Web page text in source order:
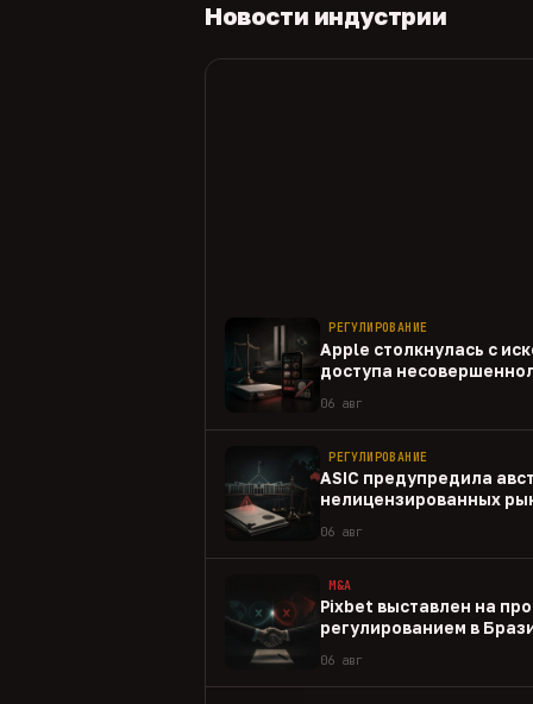
Новости индустрии
РЕГУЛИРОВАНИЕ
Apple столкнулась с
доступа
06 авг
РЕГУЛИРОВАНИЕ
ASIC предупредила
нелицензированных
06 авг
M&A
Pixbet выставлен на
регулированием в
06 авг